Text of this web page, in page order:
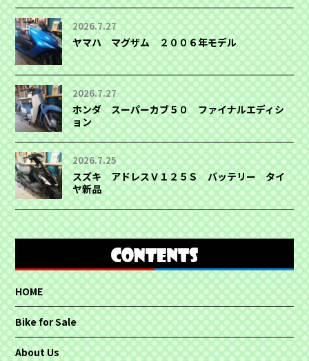
2026.7.27
ヤマハ マグザム ２００６年モデル
2026.7.27
ホンダ スーパーカブ５０ ファイナルエディシ
ョン
2026.7.25
スズキ アドレスＶ１２５Ｓ バッテリー タイ
ヤ新品
HOME
Bike for Sale
About Us